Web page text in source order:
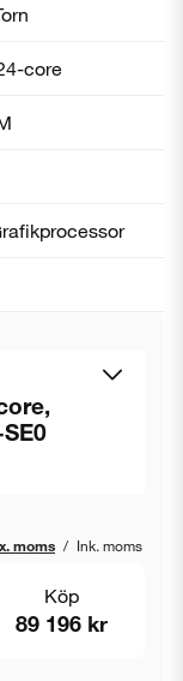
core
moms / Ink. moms
Köp
89 196 kr